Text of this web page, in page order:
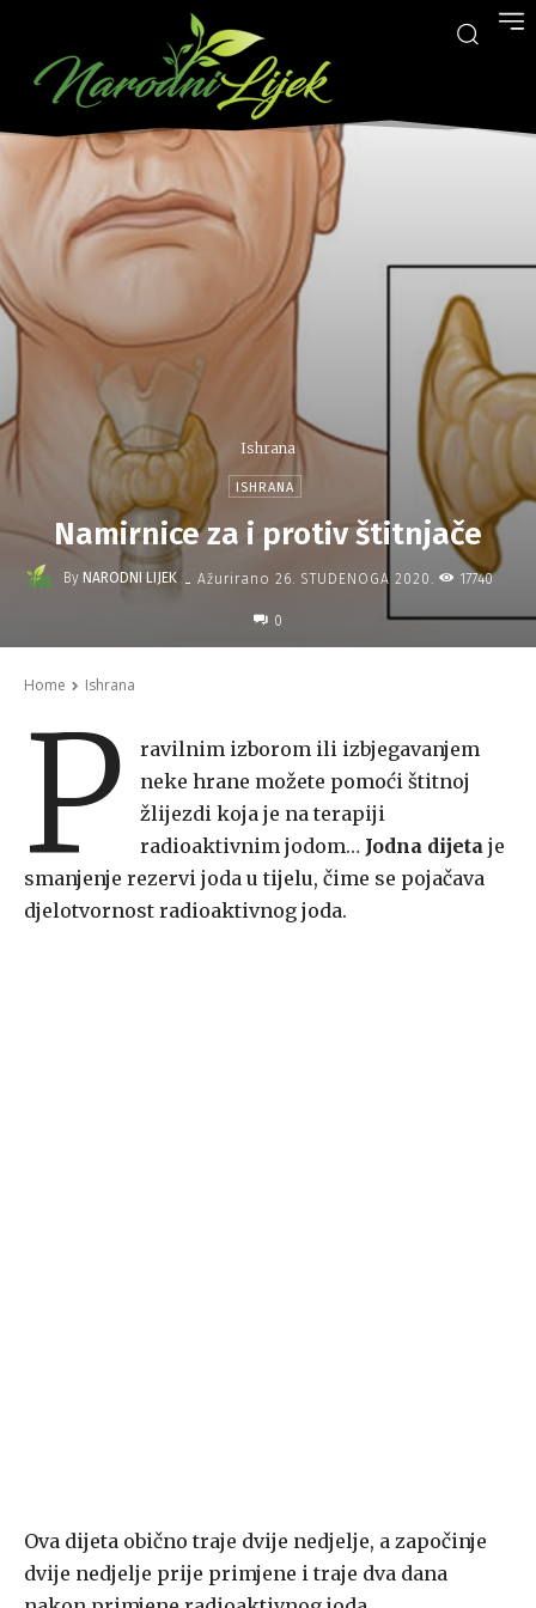
Ishrana
ISHRANA
Namirnice za i protiv štitnjače
By NARODNI LIJEK - Ažurirano 26. STUDENOGA 2020. 17740
0
Home Ishrana
P
ravilnim izborom ili izbjegavanjem
neke hrane možete pomoći štitnoj
žlijezdi koja je na terapiji
radioaktivnim jodom… Jodna dijeta je
smanjenje rezervi joda u tijelu, čime se pojačava
djelotvornost radioaktivnog joda.
Ova dijeta obično traje dvije nedjelje, a započinje
dvije nedjelje prije primjene i traje dva dana